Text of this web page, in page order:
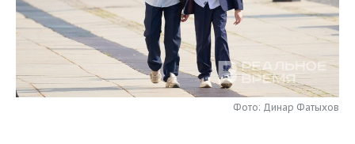
НЕФТЬ
ЭНЕРГЕТИКА
РОЗНИЧНАЯ ТОРГОВЛЯ
ТРАНСПОРТ
УСЛУГИ
НОВОСТИ ТЕХНОЛОГИЙ
МЕДИА
МЕРОПРИЯТИЯ
НОВОСТИ МЕРОПРИЯТИЙ
ВЫЕЗДНАЯ РЕДАКЦИЯ
СПОРТ
НОВОСТИ СПОРТА
ОБЩЕСТВО
Фото: Динар Фатыхов